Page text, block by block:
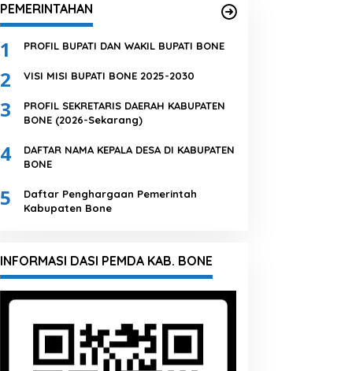
PEMERINTAHAN
1 PROFIL BUPATI DAN WAKIL BUPATI BONE
2 VISI MISI BUPATI BONE 2025-2030
3
PROFIL SEKRETARIS DAERAH KABUPATEN
BONE (2026-Sekarang)
4
DAFTAR NAMA KEPALA DESA DI KABUPATEN
BONE
5
Daftar Penghargaan Pemerintah
Kabupaten Bone
INFORMASI DASI PEMDA KAB. BONE